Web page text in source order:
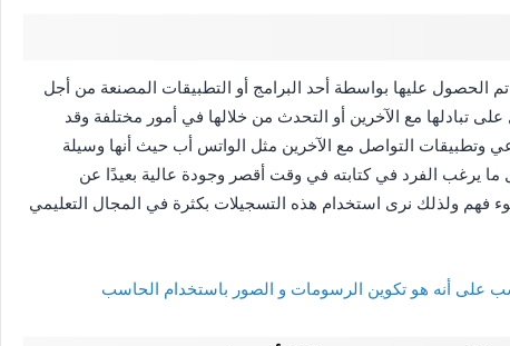
الحصول عليها بواسطة أحد البرامج أو التطبيقات المصنعة من أجل
تبادلها مع الآخرين أو التحدث من خلالها في أمور مختلفة وقد
وتطبيقات التواصل مع الآخرين مثل الواتس أب حيث أنها وسيلة
ما يرغب الفرد في كتابته في وقت أقصر وجودة عالية بعيدًا عن
فهم ولذلك نرى استخدام هذه التسجيلات بكثرة في المجال التعليمي
على أنه هو تكوين الرسومات و الصور باستخدام الحاسب